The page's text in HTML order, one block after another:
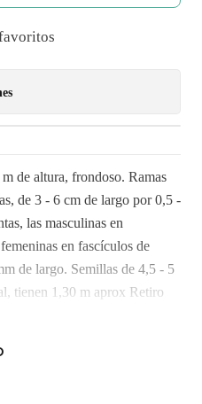
de altura, frondoso. Ramas
de 3 - 6 cm de largo por 0,5 -
las masculinas en
en fascículos de
de largo. Semillas de 4,5 - 5
tienen 1,30 m aprox Retiro
y plantas son seres vivos